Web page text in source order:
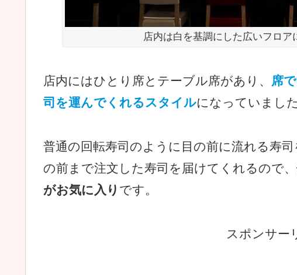
店内は白を基調にした広いフロア
店内にはひとり席とテーブル席があり、 席
司を運んでくれるスタイルになっていました
普通の回転寿司のように目の前に流れる寿
の前まで注文した寿司を届けてくれるので、
がお気に入り です。
スポンサー